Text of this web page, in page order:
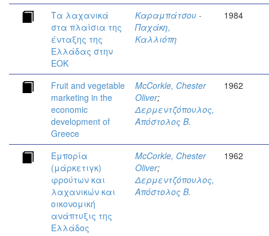
Τα λαχανικά
στα πλαίσια της
ένταξης της
Ελλάδας στην
ΕΟΚ
Καραμπάτσου -
Παχάκη,
Καλλιόπη
1984
Fruit and vegetable
marketing in the
economic
development of
Greece
McCorkle, Chester
Oliver;
Δερμεντζόπουλος,
Απόστολος Β.
1962
Εμπορία
(μάρκετιγκ)
φρούτων και
λαχανικών και
οικονομική
ανάπτυξις της
Ελλάδος
McCorkle, Chester
Oliver;
Δερμεντζόπουλος,
Απόστολος Β.
1962